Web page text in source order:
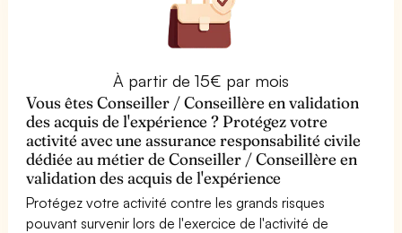
À partir de 15€ par mois
Vous êtes Conseiller / Conseillère en validation
des acquis de l'expérience ? Protégez votre
activité avec une assurance responsabilité civile
dédiée au métier de Conseiller / Conseillère en
validation des acquis de l'expérience
Protégez votre activité contre les grands risques
pouvant survenir lors de l'exercice de l'activité de